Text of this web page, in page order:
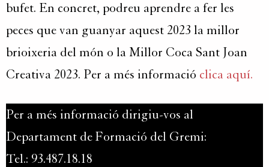
bufet. En concret, podreu aprendre a fer les
peces que van guanyar aquest 2023 la millor
brioixeria del món o la Millor Coca Sant Joan
Creativa 2023. Per a més informació clica aquí.
Per a més informació dirigiu-vos al
Departament de Formació del Gremi:
Tel.: 93.487.18.18